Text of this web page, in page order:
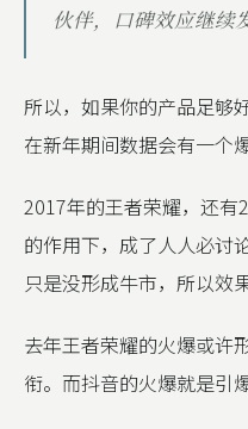
伙伴，口碑效应继续
所以，如果你的产品足够
在新年期间数据会有一个
2017年的王者荣耀，还
的作用下，成了人人必讨
只是没形成牛市，所以效
去年王者荣耀的火爆或许
衔。而抖音的火爆就是引